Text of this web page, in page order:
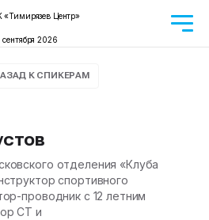
«Тимирязев Центр»
сентября 2026
К СПИКЕРАМ
отделения «Клуба
спортивного
проводник с 12 летним
СТ и